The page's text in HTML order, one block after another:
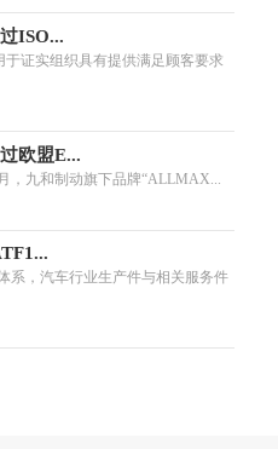
ISO...
证实组织具有提供满足顾客要求
欧盟E...
九和制动旗下品牌“ALLMAX...
，汽车行业生产件与相关服务件